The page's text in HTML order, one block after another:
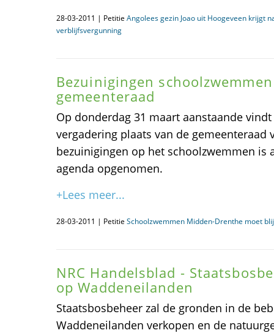
28-03-2011 | Petitie Angolees gezin Joao uit Hoogeveen krijgt
verblijfsvergunning
Bezuinigingen
gemeenteraad
Op donderdag 31 maart aanstaande
vergadering plaats van de gemeenteraad
bezuinigingen op het schoolzwemmen is
agenda opgenomen.
+Lees meer...
28-03-2011 | Petitie Schoolzwemmen Midden-Drenthe moet
NRC Handelsblad -
op Waddeneilanden
Staatsbosbeheer zal de gronden in de
Waddeneilanden verkopen en de